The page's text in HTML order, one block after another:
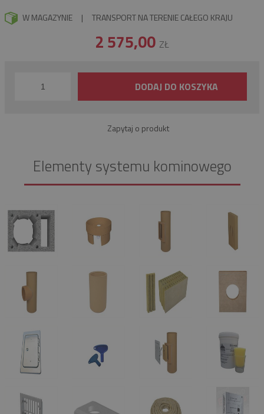
W MAGAZYNIE | TRANSPORT NA TERENIE CAŁEGO KRAJU
2 575,00 ZŁ
DODAJ DO KOSZYKA
Zapytaj o produkt
Elementy systemu kominowego